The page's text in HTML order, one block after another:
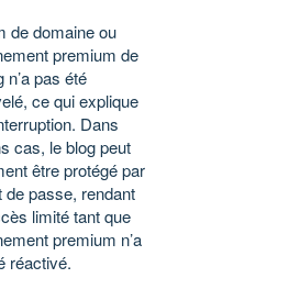
de domaine ou
premium de
n’a pas été
ce qui explique
Dans
cas, le blog peut
être protégé par
de passe, rendant
limité tant que
premium n’a
réactivé.